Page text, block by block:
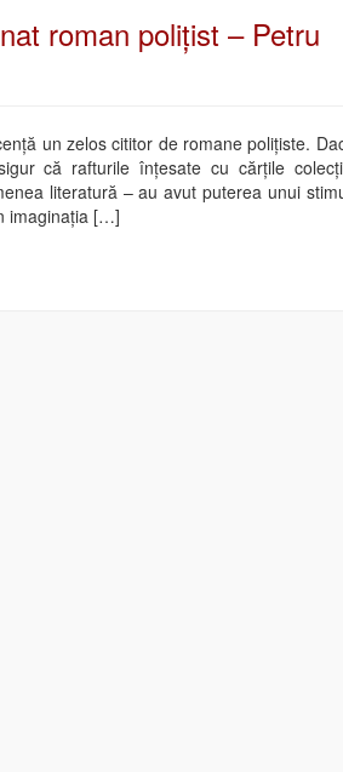
roman polițist – Petru
un zelos cititor de romane polițiste.
că rafturile înțesate cu cărțile
literatură – au avut puterea unui
imaginația […]